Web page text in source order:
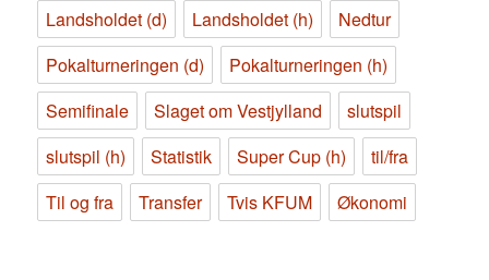
Landsholdet (d)
Landsholdet (h)
Nedtur
Pokalturneringen (d)
Pokalturneringen (h)
Semifinale
Slaget om Vestjylland
slutspil
slutspil (h)
Statistik Super Cup (h)
til/fra
Til og fra
Transfer Tvis KFUM Økonomi